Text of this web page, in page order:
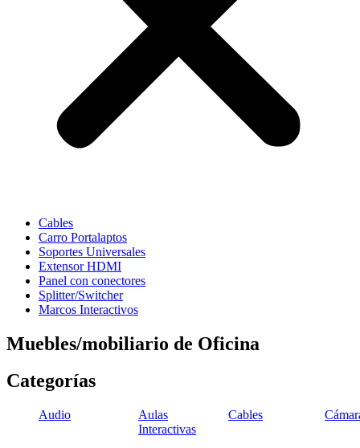
Cables
Carro Portalaptos
Soportes Universales
Extensor HDMI
Panel con conectores
Splitter/Switcher
Marcos Interactivos
Muebles/mobiliario de Oficina
Categorías
Audio
Aulas
Interactivas
Cables